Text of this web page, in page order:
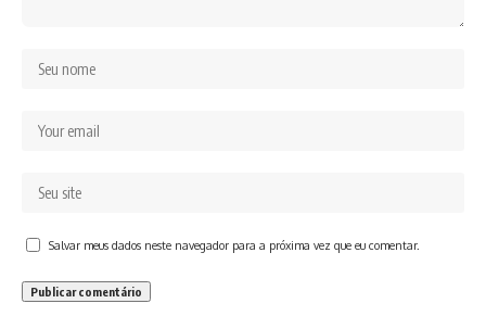
Salvar meus dados neste navegador para a próxima vez que eu comentar.